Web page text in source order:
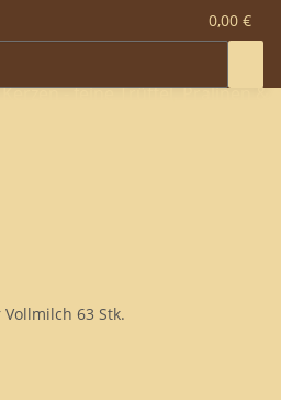
0,00 €